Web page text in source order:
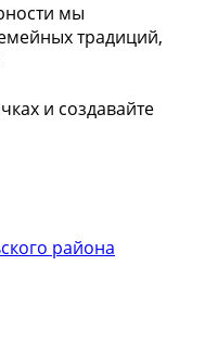
мы
традиций,
и создавайте
района